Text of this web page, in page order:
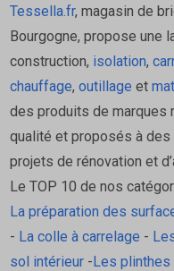
Tessella.fr, magasin de
Bourgogne, propose une
construction, isolation,
chauffage, outillage et
des produits de marques
qualité et proposés à
projets de rénovation et
Le TOP 10 de nos
La préparation des
- La colle à carrelage -
sol intérieur-Les plinthes